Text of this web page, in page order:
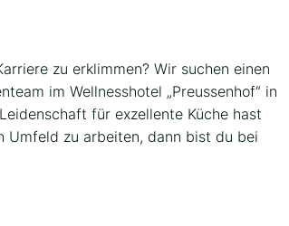
zu erklimmen? Wir suchen einen
im Wellnesshotel „Preussenhof“ in
für exzellente Küche hast
Umfeld zu arbeiten, dann bist du bei